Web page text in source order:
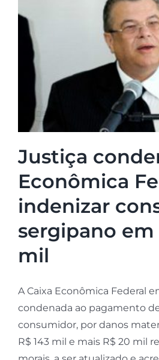
Justiça
Econômica
indenizar
sergipano em
mil
A Caixa Econômica Federal
condenada ao pagamento
consumidor, por danos
R$ 143 mil e mais R$ 20 mil